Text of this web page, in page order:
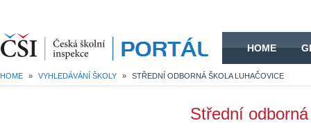
HOME
HOME » VYHLEDÁVÁNÍ ŠKOLY » STŘEDNÍ ODBORNÁ ŠKOLA LUHAČOVICE
Střední